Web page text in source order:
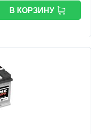
В КОРЗИНУ